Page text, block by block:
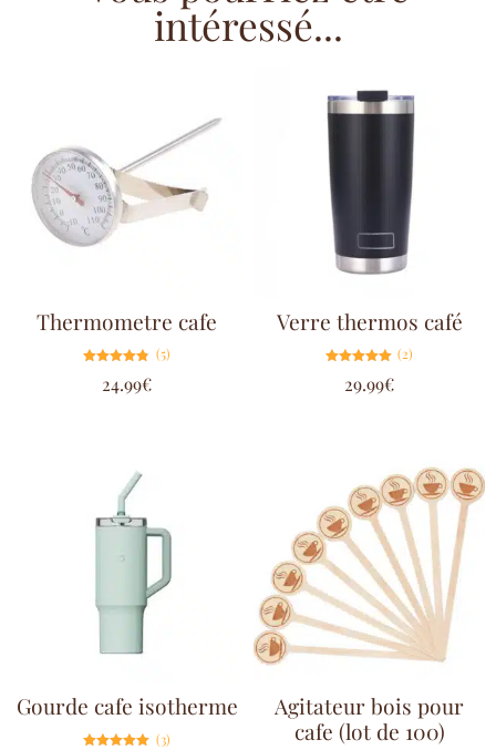
intéressé...
Thermometre cafe
4.80
sur 5
(5)
24.99€
Verre thermos café
5.00
sur 5
(2)
29.99€
Gourde cafe isotherme
(3)
Agitateur bois pour
cafe (lot de 100)